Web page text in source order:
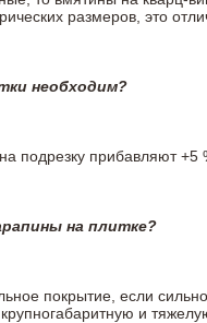
размеров, это
необходим?
подрезку прибавляют +5
на плитке?
покрытие, если
и